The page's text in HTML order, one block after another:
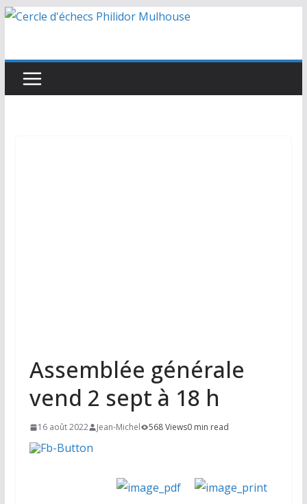
Passer
Assemblée générale
vend 2 sept à 18 h
16 août 2022 Jean-Michel 568 Views0 min read